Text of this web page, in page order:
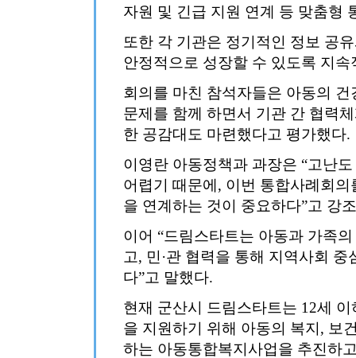
자원 및 긴급 지원 연계 등 맞춤형
또한 각 기관은 정기적인 정보 공
안정적으로 성장할 수 있도록 지
회의를 마친 참석자들은 아동의 건
문제를 함께 하면서 기관 간 협력
한 공감대도 마련했다고 평가했다.
이영란 아동정책과 과장은 “고난
어렵기 때문에, 이번 통합사례회
을 연계하는 것이 중요하다”고 강
이어 “드림스타트는 아동과 가족
고, 민·관 협력을 통해 지역사회
다”고 말했다.
현재 군산시 드림스타트는 12세
을 지원하기 위해 아동의 복지, 보
하는 아동통합복지사업을 추진하